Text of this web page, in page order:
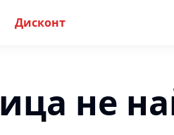
Дисконт
не